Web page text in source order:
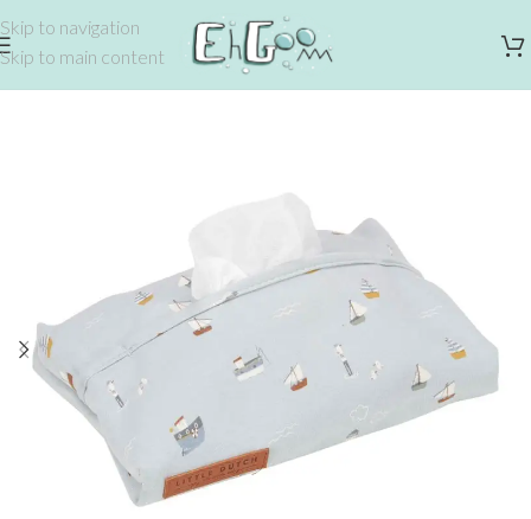
Skip to navigation
Skip to main content